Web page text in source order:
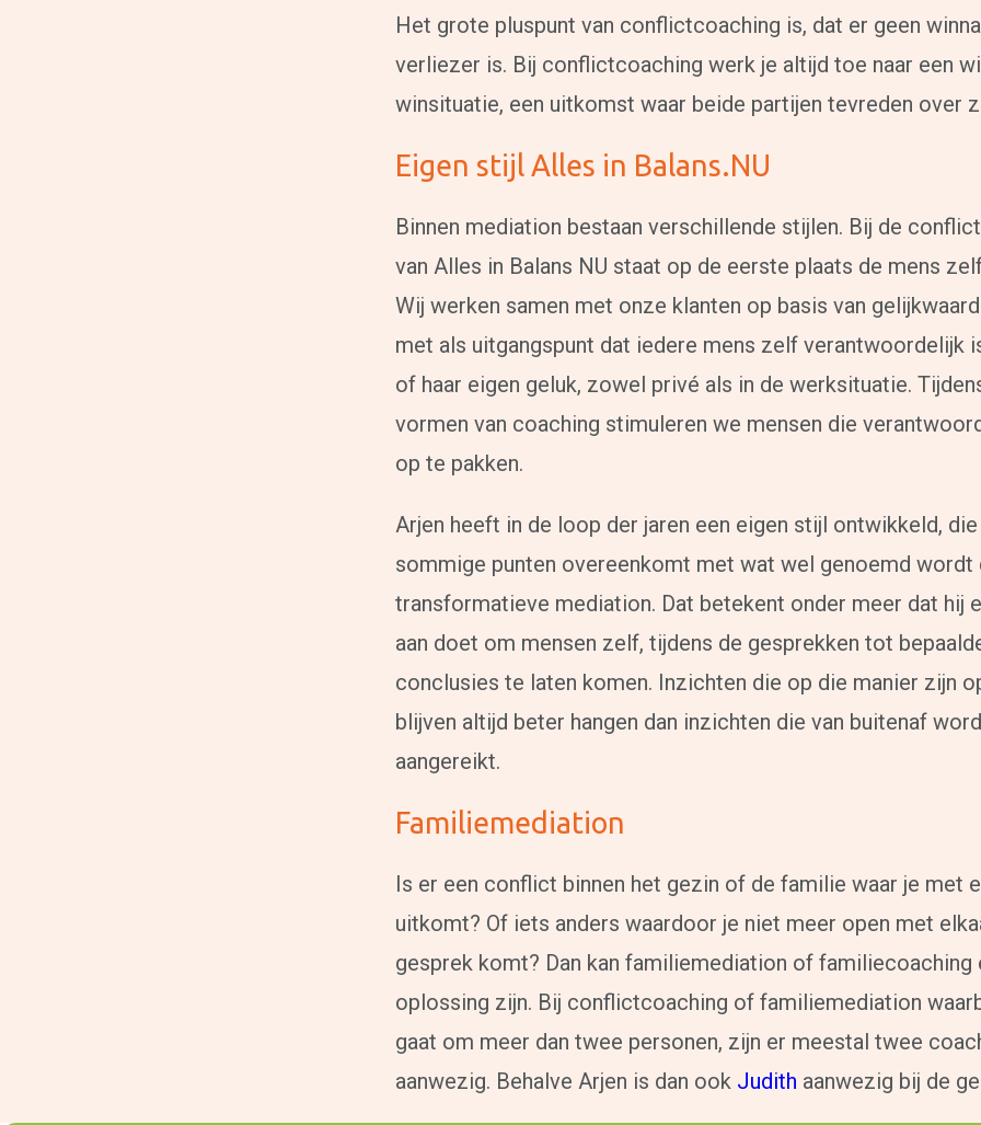
Het grote pluspunt van conflictcoaching is, dat er geen
verliezer is. Bij conflictcoaching werk je altijd toe naar een
winsituatie, een uitkomst waar beide partijen tevreden over
Eigen stijl Alles in Balans.NU
Binnen mediation bestaan verschillende stijlen. Bij de
van Alles in Balans NU staat op de eerste plaats de mens
Wij werken samen met onze klanten op basis van
met als uitgangspunt dat iedere mens zelf verantwoordelijk
of haar eigen geluk, zowel privé als in de werksituatie.
vormen van coaching stimuleren we mensen die
op te pakken.
Arjen heeft in de loop der jaren een eigen stijl ontwikkeld,
sommige punten overeenkomt met wat wel genoemd wordt
transformatieve mediation. Dat betekent onder meer dat hij
aan doet om mensen zelf, tijdens de gesprekken tot
conclusies te laten komen. Inzichten die op die manier zijn
blijven altijd beter hangen dan inzichten die van buitenaf
aangereikt.
Familiemediation
Is er een conflict binnen het gezin of de familie waar je met
uitkomt? Of iets anders waardoor je niet meer open met
gesprek komt? Dan kan familiemediation of familiecoaching
oplossing zijn. Bij conflictcoaching of familiemediation
gaat om meer dan twee personen, zijn er meestal twee
aanwezig. Behalve Arjen is dan ook Judith aanwezig bij de